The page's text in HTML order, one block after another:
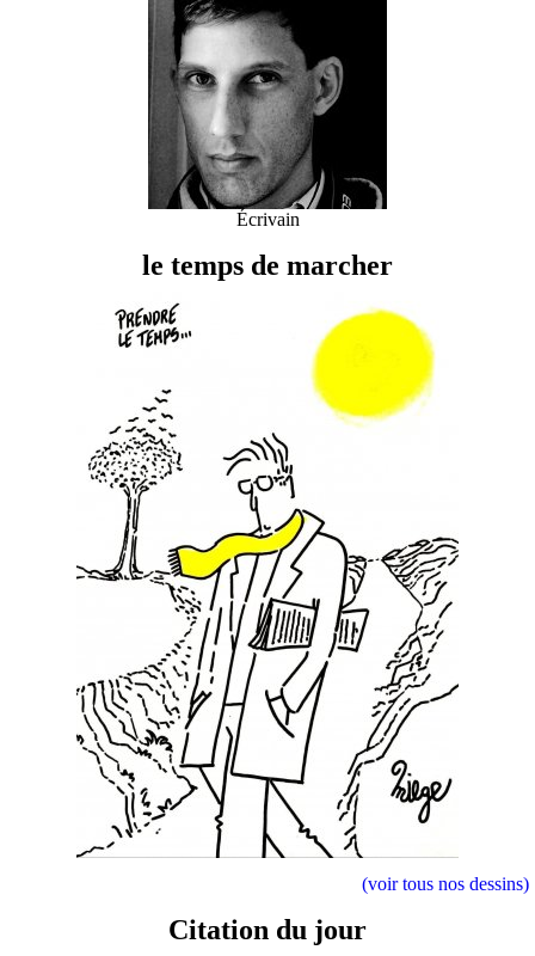
Écrivain
le temps de marcher
(voir tous nos dessins)
Citation du jour